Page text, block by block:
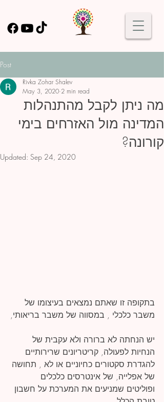
Post
מה ניתן לקבל מהתנהלות
המדינה מול האזרחים בימי
קורונה?
Rivka Zohar Shalev
May 3, 2020 2 min read
Updated: Sep 24, 2020
בתקופה זו שאתם נמצאים בעיצומו של
משבר כלכלי , במסווה של משבר בריאותי,
יש הנחתה לא ברורה ולא עקבית של
הנחיות לפעולה, קריטריונים שרירותיים
להגדרת סקטורים כחיוניים או לא , תחושה
של אפלייה, של אינטרסים כלכלים
ופוליטים שמניעים את המערכת על חשבון